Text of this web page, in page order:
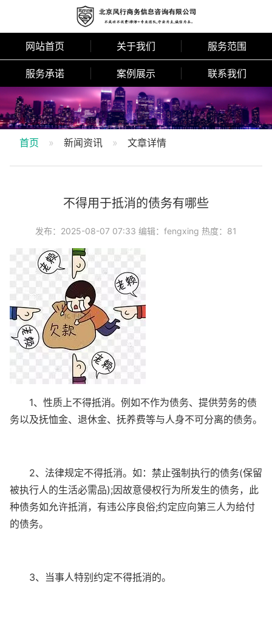
网站首页 关于我们 服务范围
服务承诺 案例展示 联系我们
首页 新闻资讯 文章详情
不得用于抵消的债务有哪些
发布：2025-08-07 07:33 编辑：fengxing 热度：81
1、性质上不得抵消。例如不作为债务、提供劳务的债
务以及抚恤金、退休金、抚养费等与人身不可分离的债务。
2、法律规定不得抵消。如：禁止强制执行的债务(保留
被执行人的生活必需品);因故意侵权行为所发生的债务，此
种债务如允许抵消，有违公序良俗;约定应向第三人为给付
的债务。
3、当事人特别约定不得抵消的。